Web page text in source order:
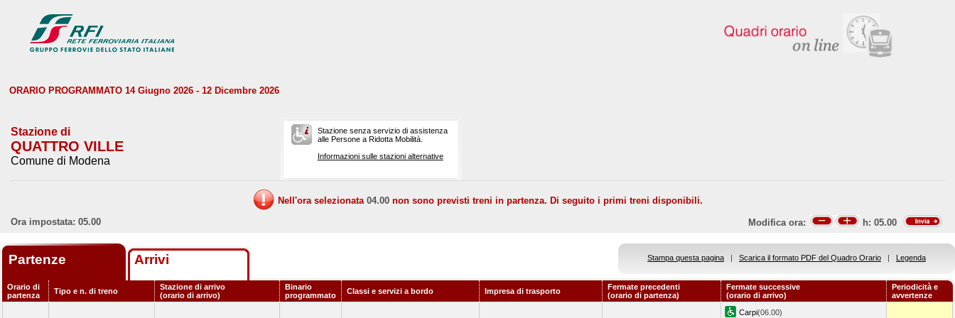
ORARIO PROGRAMMATO 14 Giugno 2026 - 12 Dicembre 2026
Stazione di
QUATTRO VILLE
Comune di Modena
Stazione senza servizio di assistenza
alle Persone a Ridotta Mobilità.
Informazioni sulle stazioni alternative
Nell'ora selezionata 04.00 non sono previsti treni in partenza. Di seguito i primi treni disponibili.
Ora impostata: 05.00
Modifica ora: h: 05.00
Partenze Arrivi Stampa questa pagina | Scarica il formato PDF del Quadro Orario | Legenda
Orario di
partenza
Tipo e n. di treno
Stazione di arrivo
(orario di arrivo)
Binario
programmato
Classi e servizi a bordo Impresa di trasporto
Fermate precedenti
(orario di partenza)
Fermate successive
(orario di arrivo)
Periodicità e
avvertenze
Carpi(06.00)